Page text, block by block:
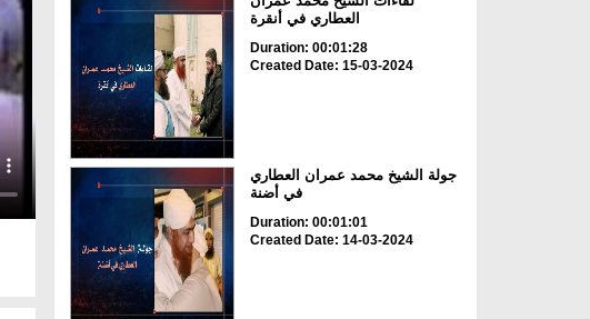
العطاري في أنقرة
Duration: 00:01:28
Created Date: 15-03-2024
جولة الشيخ محمد عمران العطاري
في أضنة
Duration: 00:01:01
Created Date: 14-03-2024